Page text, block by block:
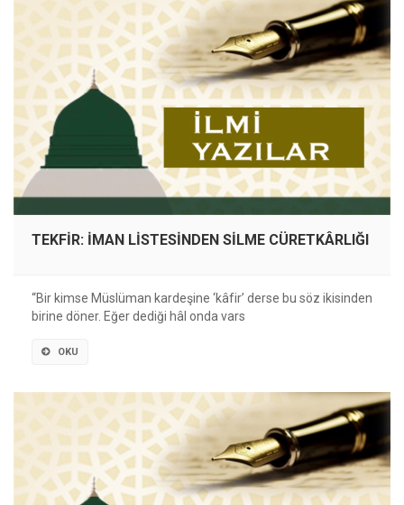
TEKFİR: İMAN LİSTESİNDEN SİLME CÜRETKÂRLIĞI
“Bir kimse Müslüman kardeşine ‘kâfir’ derse bu söz ikisinden
birine döner. Eğer dediği hâl onda vars
OKU